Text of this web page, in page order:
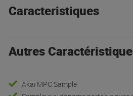
Caracteristiques
Autres
Akai MPC Sample